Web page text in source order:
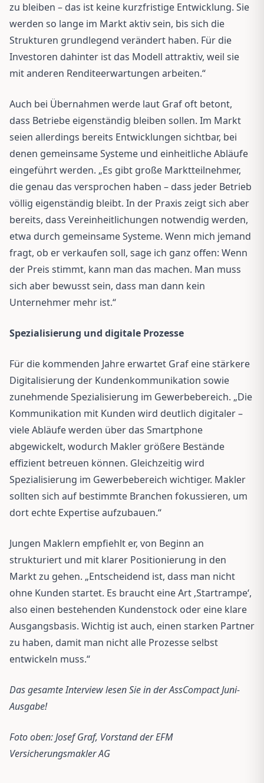
zu bleiben – das ist keine kurzfristige Entwicklung. Sie
werden so lange im Markt aktiv sein, bis sich die
Strukturen grundlegend verändert haben. Für die
Investoren dahinter ist das Modell attraktiv, weil sie
mit anderen Renditeerwartungen arbeiten.“
Auch bei Übernahmen werde laut Graf oft betont,
dass Betriebe eigenständig bleiben sollen. Im Markt
seien allerdings bereits Entwicklungen sichtbar, bei
denen gemeinsame Systeme und einheitliche Abläufe
eingeführt werden. „Es gibt große Marktteilnehmer,
die genau das versprochen haben – dass jeder Betrieb
völlig eigenständig bleibt. In der Praxis zeigt sich aber
bereits, dass Vereinheitlichungen notwendig werden,
etwa durch gemeinsame Systeme. Wenn mich jemand
fragt, ob er verkaufen soll, sage ich ganz offen: Wenn
der Preis stimmt, kann man das machen. Man muss
sich aber bewusst sein, dass man dann kein
Unternehmer mehr ist.“
Spezialisierung und digitale Prozesse
Für die kommenden Jahre erwartet Graf eine stärkere
Digitalisierung der Kundenkommunikation sowie
zunehmende Spezialisierung im Gewerbebereich. „Die
Kommunikation mit Kunden wird deutlich digitaler –
viele Abläufe werden über das Smartphone
abgewickelt, wodurch Makler größere Bestände
effizient betreuen können. Gleichzeitig wird
Spezialisierung im Gewerbebereich wichtiger. Makler
sollten sich auf bestimmte Branchen fokussieren, um
dort echte Expertise aufzubauen.“
Jungen Maklern empfiehlt er, von Beginn an
strukturiert und mit klarer Positionierung in den
Markt zu gehen. „Entscheidend ist, dass man nicht
ohne Kunden startet. Es braucht eine Art ‚Startrampe‘,
also einen bestehenden Kundenstock oder eine klare
Ausgangsbasis. Wichtig ist auch, einen starken Partner
zu haben, damit man nicht alle Prozesse selbst
entwickeln muss.“
Das gesamte Interview lesen Sie in der AssCompact Juni-
Ausgabe!
Foto oben: Josef Graf, Vorstand der EFM
Versicherungsmakler AG